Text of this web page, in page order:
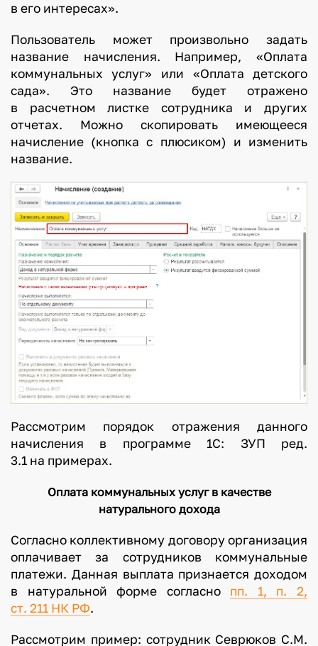
в его интересах».
Пользователь может произвольно задать
название начисления. Например, «Оплата
коммунальных услуг» или «Оплата детского
сада». Это название будет отражено
в расчетном листке сотрудника и других
отчетах. Можно скопировать имеющееся
начисление (кнопка с плюсиком) и изменить
название.
Рассмотрим порядок отражения данного
начисления в программе 1С: ЗУП ред.
3.1 на примерах.
Оплата коммунальных услуг в качестве
натурального дохода
Согласно коллективному договору организация
оплачивает за сотрудников коммунальные
платежи. Данная выплата признается доходом
в натуральной форме согласно пп. 1, п. 2,
ст. 211 НК РФ.
Рассмотрим пример: сотрудник Севрюков С.М.